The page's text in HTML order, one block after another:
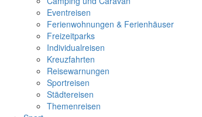
Eventreisen
Ferienwohnungen & Ferienhäuser
Freizeitparks
Individualreisen
Kreuzfahrten
Reisewarnungen
Sportreisen
Städtereisen
Themenreisen